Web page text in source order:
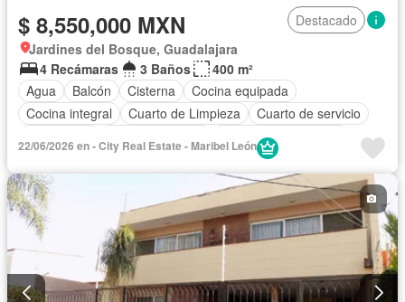
$ 8,550,000 MXN
Destacado
Jardines del Bosque, Guadalajara
4 Recámaras
3 Baños
400 m²
Agua
Balcón Cisterna
Cocina equipada
Cocina integral
Cuarto de Limpieza
Cuarto de servicio
Recámara con closet
Sala polivalente Sin amueblar
22/06/2026 en - City Real Estate - Maribel León